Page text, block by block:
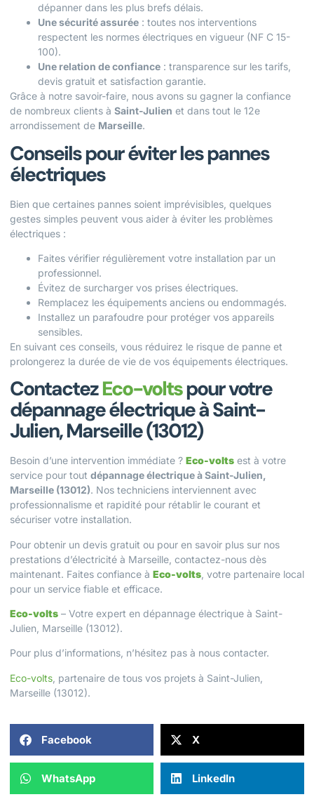
dépanner dans les plus brefs délais.
Une sécurité assurée : toutes nos interventions
respectent les normes électriques en vigueur (NF C 15-
100).
Une relation de confiance : transparence sur les tarifs,
devis gratuit et satisfaction garantie.
Grâce à notre savoir-faire, nous avons su gagner la confiance
de nombreux clients à Saint-Julien et dans tout le 12e
arrondissement de Marseille.
Conseils pour éviter les pannes
électriques
Bien que certaines pannes soient imprévisibles, quelques
gestes simples peuvent vous aider à éviter les problèmes
électriques :
Faites vérifier régulièrement votre installation par un
professionnel.
Évitez de surcharger vos prises électriques.
Remplacez les équipements anciens ou endommagés.
Installez un parafoudre pour protéger vos appareils
sensibles.
En suivant ces conseils, vous réduirez le risque de panne et
prolongerez la durée de vie de vos équipements électriques.
ContactezEco-voltspour votre
dépannage électrique à Saint-
Julien, Marseille (13012)
Besoin d’une intervention immédiate ? Eco-volts est à votre
service pour tout dépannage électrique à Saint-Julien,
Marseille (13012). Nos techniciens interviennent avec
professionnalisme et rapidité pour rétablir le courant et
sécuriser votre installation.
Pour obtenir un devis gratuit ou pour en savoir plus sur nos
prestations d’électricité à Marseille , contactez-nous dès
maintenant. Faites confiance à Eco-volts , votre partenaire local
pour un service fiable et efficace.
Eco-volts – Votre expert en dépannage électrique à Saint-
Julien, Marseille (13012).
Pour plus d’informations, n’hésitez pas à nous contacter.
Eco-volts , partenaire de tous vos projets à Saint-Julien,
Marseille (13012).
Facebook X
WhatsApp LinkedIn